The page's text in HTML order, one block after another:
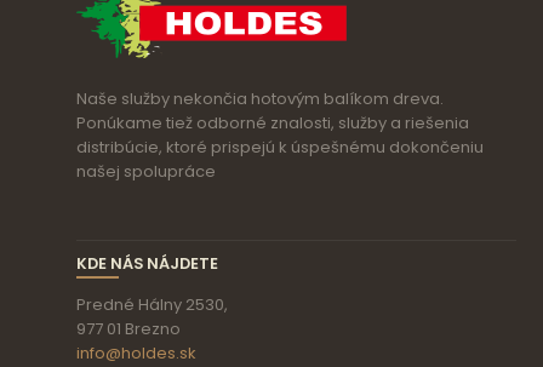
Naše služby nekončia hotovým balíkom dreva.
Ponúkame tiež odborné znalosti, služby a riešenia
distribúcie, ktoré prispejú k úspešnému dokončeniu
našej spolupráce
KDE NÁS NÁJDETE
Predné Hálny 2530,
977 01 Brezno
info@holdes.sk